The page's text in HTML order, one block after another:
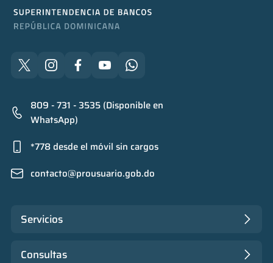
809 - 731 - 3535 (Disponible en
WhatsApp)
*778 desde el móvil sin cargos
contacto@prousuario.gob.do
Servicios
Consultas